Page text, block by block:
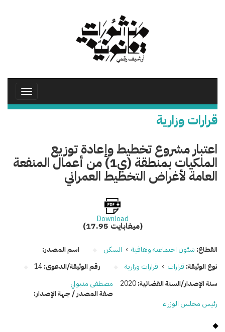
Toggle
قرارات وزارية
اعتبار مشروع تخطيط وإعادة توزيع
الملكيات بمنطقة (ي1) من أعمال المنفعة
العامة لأغراض التخطيط العمراني
Download
(17.95 ميغابايت)
القطاع: شئون اجتماعية وثقافية › السكن
نوع الوثيقة: قرارات › قرارات وزارية رقم الوثيقة/الدعوى:14
سنة الإصدار/السنة القضائية:2020
اسم المصدر:
مصطفى مدبولي
صفة المصدر / جهة الإصدار:
رئيس مجلس الوزراء